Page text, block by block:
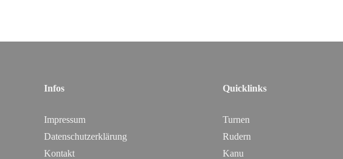
Infos
Impressum
Datenschutzerklärung
Kontakt
Quicklinks
Turnen
Rudern
Kanu